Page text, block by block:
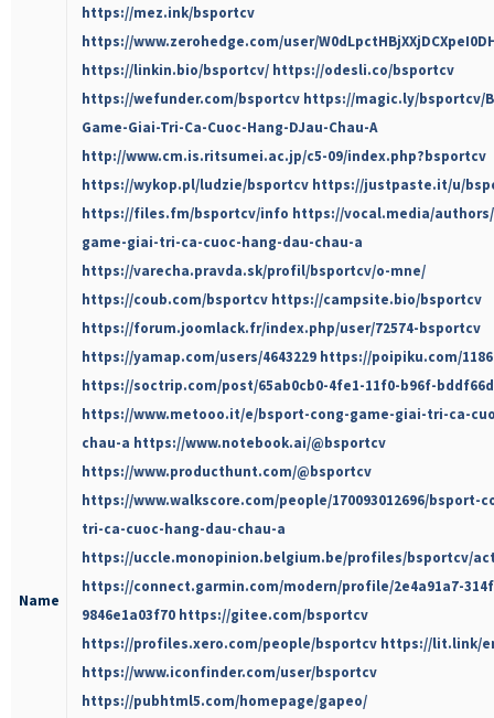
Name
https://mez.ink/bsportcv
https://www.zerohedge.com/user/
https://linkin.bio/bsportcv/ https://odesli.co/bsportcv
https://wefunder.com/bsportcv https://magic.ly/bsportcv/
Game-Giai-Tri-Ca-Cuoc-Hang-DJau-Chau-A
http://www.cm.is.ritsumei.ac.jp/c5-09/index.php?bsportcv
https://wykop.pl/ludzie/bsportcv https://justpaste.it/u/
https://files.fm/bsportcv/info https://vocal.media/
game-giai-tri-ca-cuoc-hang-dau-chau-a
https://varecha.pravda.sk/profil/bsportcv/o-mne/
https://coub.com/bsportcv https://campsite.bio/bsportcv
https://forum.joomlack.fr/index.php/user/72574-bsportcv
https://yamap.com/users/4643229 https://poipiku.com/
https://soctrip.com/post/65ab0cb0-4fe1-11f0-b96f-
https://www.metooo.it/e/bsport-cong-game-giai-tri-ca-
chau-a https://www.notebook.ai/@bsportcv
https://www.producthunt.com/@bsportcv
https://www.walkscore.com/people/170093012696/bsport-
tri-ca-cuoc-hang-dau-chau-a
https://uccle.monopinion.belgium.be/profiles/bsportcv/
https://connect.garmin.com/modern/profile/2e4a91a7-
9846e1a03f70 https://gitee.com/bsportcv
https://profiles.xero.com/people/bsportcv https://lit.link/
https://www.iconfinder.com/user/bsportcv
https://pubhtml5.com/homepage/gapeo/